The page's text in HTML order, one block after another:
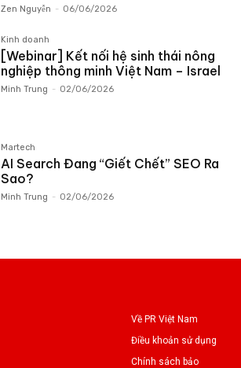
Zen Nguyễn - 06/06/2026
Kinh doanh
[Webinar] Kết nối hệ sinh thái nông
nghiệp thông minh Việt Nam – Israel
Minh Trung - 02/06/2026
Martech
AI Search Đang “Giết Chết” SEO Ra
Sao?
Minh Trung - 02/06/2026
Về PR Việt Nam
Điều khoản sử dụng
Chính sách bảo